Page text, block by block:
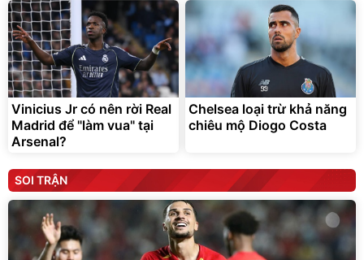
Vinicius Jr có nên rời Real
Madrid để "làm vua" tại
Arsenal?
Chelsea loại trừ khả năng
chiêu mộ Diogo Costa
SOI TRẬN